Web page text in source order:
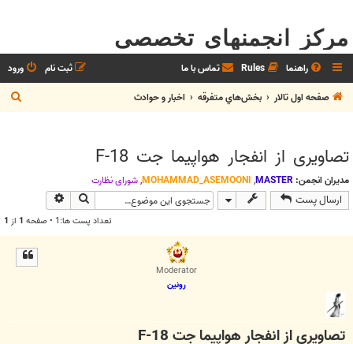
مرکز انجمنهای تخصصی
راهنما Rules تماس با ما ورود
ثبت نام
صفحه اول تالار
بخش‌‌هاي متفرقه اخبار و حوادث
س
تصاویری از انفجار هواپیما جت F-18
مدیران انجمن: MASTER
,
MOHAMMAD_ASEMOONI
,شوراي نظارت
ارسال پست جستجو
تعداد پست ها:1 • صفحه 1 از 1
Moderator
رونین
تصاویری از انفجار هواپیما جت F-18